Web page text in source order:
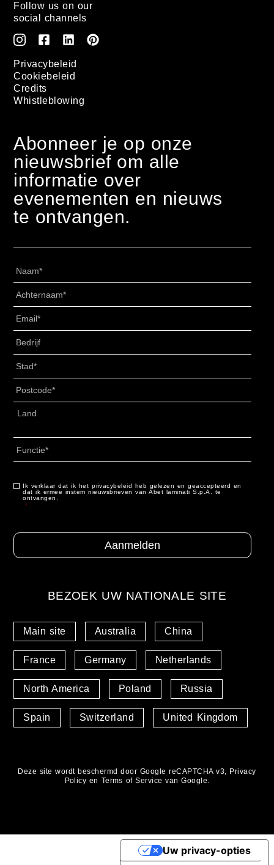
Follow us on our
social channels
Privacybeleid
Cookiebeleid
Credits
Whistleblowing
Abonneer je op onze
nieuwsbrief om alle
informatie over
evenementen en nieuws
te ontvangen.
Titolo
Adres
Land
Consenso *
Ik verklaar dat ik het privacybeleid heb gelezen en geaccepteerd en
dat ik ermee instem nieuwsbrieven van Abet laminati S.p.A. te
ontvangen.
*
BEZOEK UW NATIONALE SITE
Main site Australia China
France Germany Netherlands
North America Poland Russia
Spain Switzerland United Kingdom
Deze site wordt beschermd door Google reCAPTCHA v3, Privacy
Policy en Terms of Service van Google.
Uw privacy-opties